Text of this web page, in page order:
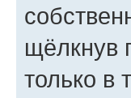
щёлкнув
только в